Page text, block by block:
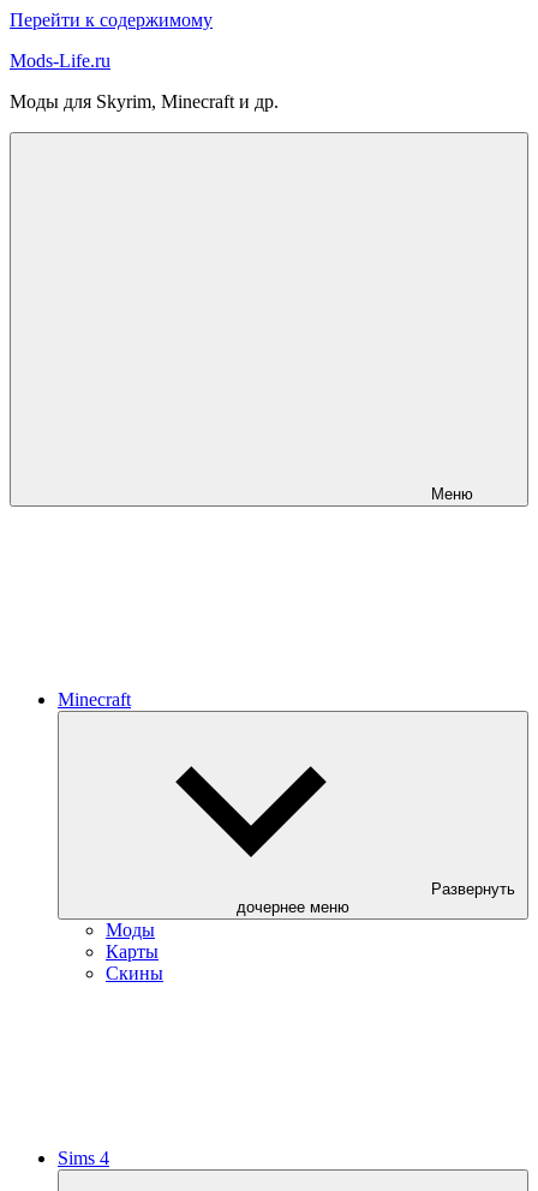
Перейти к содержимому
Mods-Life.ru
Моды для Skyrim, Minecraft и др.
Меню
Minecraft
Развернуть
дочернее меню
Моды
Карты
Скины
Sims 4